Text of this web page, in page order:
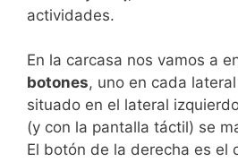
actividades.
En la carcasa nos vamos a
botones, uno en cada
situado en el lateral
(y con la pantalla táctil) se
El botón de la derecha es el